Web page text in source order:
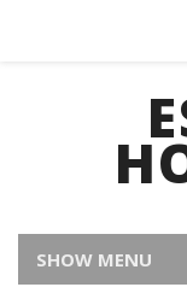
SHOW MENU